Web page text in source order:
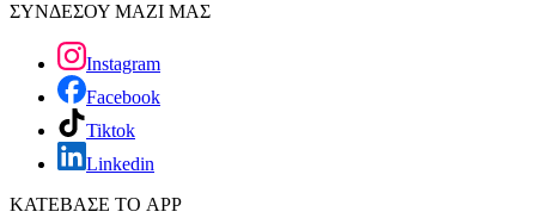
ΣΥΝΔΕΣΟΥ ΜΑΖΙ ΜΑΣ
Instagram
Facebook
Tiktok
Linkedin
ΚΑΤΕΒΑΣΕ ΤΟ APP